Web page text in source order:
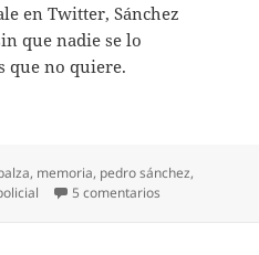
en Twitter, Sánchez
que nadie se lo
que no quiere.
, memoria, pedro sánchez,
5 comentarios